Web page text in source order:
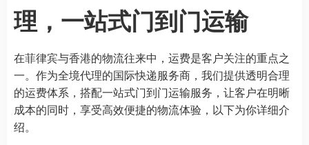
理，一站式门到门运输
在菲律宾与香港的物流往来中，运费是客户关注的重点之
一。作为全境代理的国际快递服务商，我们提供透明合理
的运费体系，搭配一站式门到门运输服务，让客户在明晰
成本的同时，享受高效便捷的物流体验，以下为你详细介
绍。